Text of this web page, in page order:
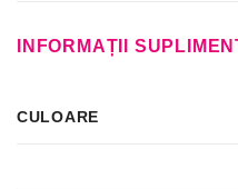
INFORMAȚII
CULOARE